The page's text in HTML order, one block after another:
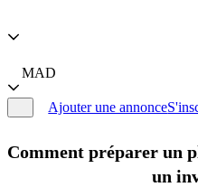
MAD
Ajouter une annonce
Comment préparer un
un